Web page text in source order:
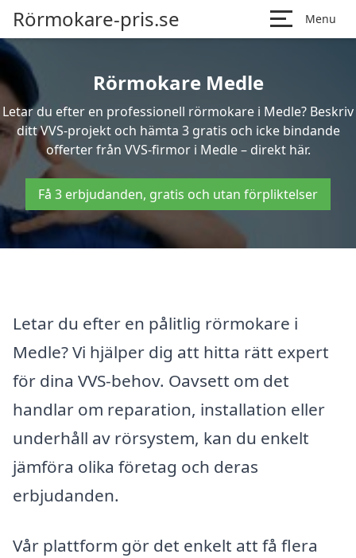
Rörmokare-pris.se Menu
Rörmokare Medle
Letar du efter en professionell rörmokare i Medle? Beskriv
ditt VVS-projekt och hämta 3 gratis och icke bindande
offerter från VVS-firmor i Medle – direkt här.
Få 3 erbjudanden, gratis och utan förpliktelser
Letar du efter en pålitlig rörmokare i
Medle? Vi hjälper dig att hitta rätt expert
för dina VVS-behov. Oavsett om det
handlar om reparation, installation eller
underhåll av rörsystem, kan du enkelt
jämföra olika företag och deras
erbjudanden.
Vår plattform gör det enkelt att få flera